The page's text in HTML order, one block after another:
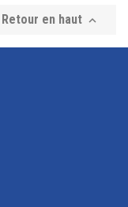
Retour en haut 